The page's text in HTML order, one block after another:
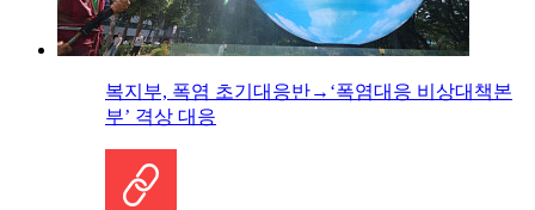
복지부, 폭염 초기대응반→‘폭염대응 비상대책본
부’ 격상 대응